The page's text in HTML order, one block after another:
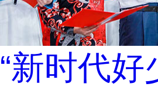
“新时代好